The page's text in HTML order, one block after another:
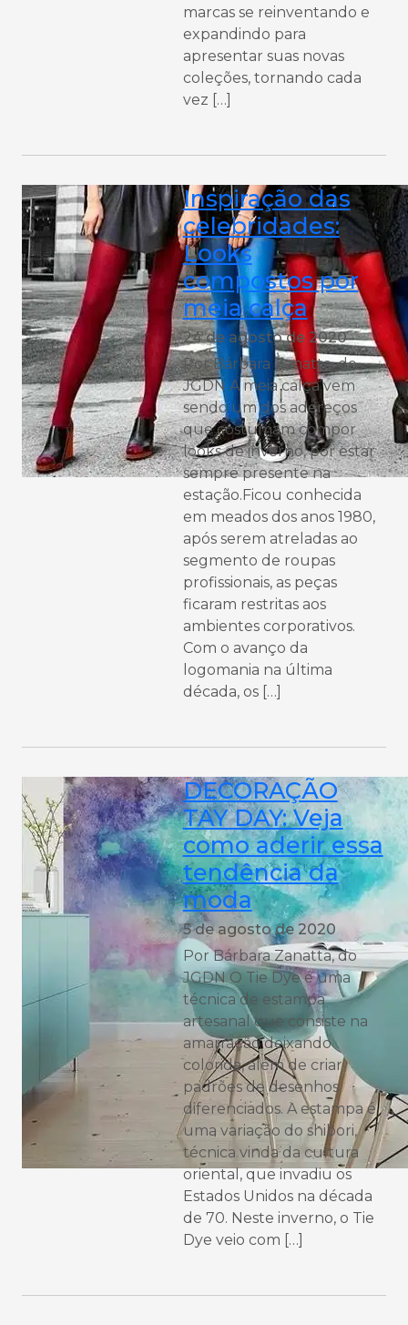
marcas se reinventando e
expandindo para
apresentar suas novas
coleções, tornando cada
vez […]
Inspiração das
celebridades:
Looks
compostos por
meia calça
24 de agosto de 2020
Por Bárbara Zanatta, do
JGDN A meia calça vem
sendo um dos adereços
que costumam compor
looks de inverno, por estar
sempre presente na
estação.Ficou conhecida
em meados dos anos 1980,
após serem atreladas ao
segmento de roupas
profissionais, as peças
ficaram restritas aos
ambientes corporativos.
Com o avanço da
logomania na última
década, os […]
DECORAÇÃO
TAY DAY: Veja
como aderir essa
tendência da
moda
5 de agosto de 2020
Por Bárbara Zanatta, do
JGDN O Tie Dye é uma
técnica de estampa
artesanal que consiste na
amarração deixando
colorida, além de criar
padrões de desenhos
diferenciados. A estampa é
uma variação do shibori,
técnica vinda da cultura
oriental, que invadiu os
Estados Unidos na década
de 70. Neste inverno, o Tie
Dye veio com […]